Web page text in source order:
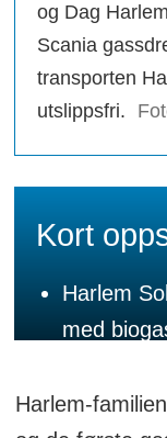
og Dag
Scania
transporten
utslippsfri.
Kort
Harlem
med
De nye
Harlem-